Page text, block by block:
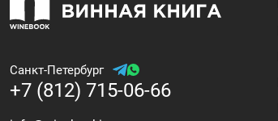
Санкт-Петербург
+7 (812) 715-06-66